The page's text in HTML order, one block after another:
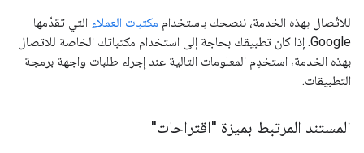
للاتّصال بهذه الخدمة، ننصحك باستخدام مكتبات العملاء التي تقدّمها
Google. إذا كان تطبيقك بحاجة إلى استخدام مكتباتك الخاصة للاتصال
بهذه الخدمة، استخدِم المعلومات التالية عند إجراء طلبات واجهة برمجة
التطبيقات.
المستند المرتبط بميزة "اقتراحات"